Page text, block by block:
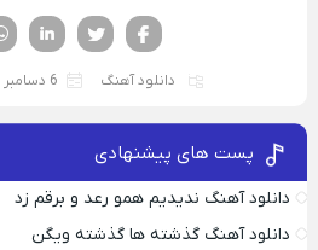
تویتر
فیسوک
دانلود آهنگ 6 دسامبر 2025
پست های پیشنهادی
دانلود آهنگ ندیدیم همو رعد و برقم زد
دانلود آهنگ گذشته ها گذشته ویگن